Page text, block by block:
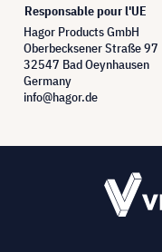
Responsable pour l'UE
Hagor Products GmbH
Oberbecksener Straße 97
32547 Bad Oeynhausen
Germany
info@hagor.de